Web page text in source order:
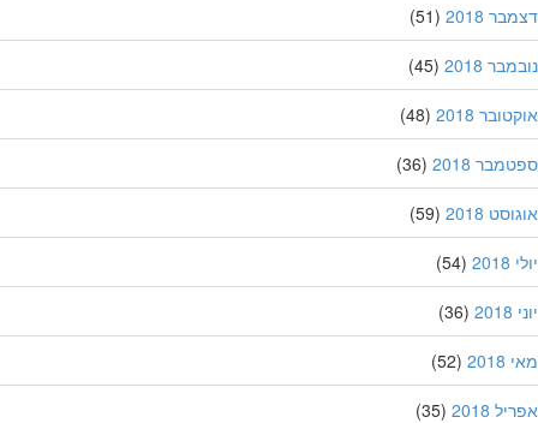
2018
(51)
2018
(45)
2018
(48)
2018
(36)
2018
(59)
(54)
(36)
(52)
2018
(35)